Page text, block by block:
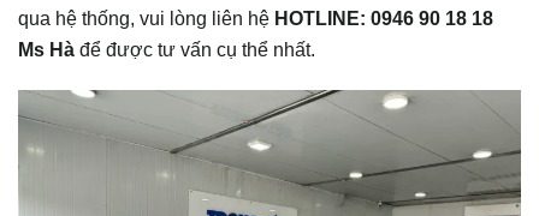
qua hệ thống, vui lòng liên hệ HOTLINE: 0946 90 18 18
Ms Hà để được tư vấn cụ thể nhất.